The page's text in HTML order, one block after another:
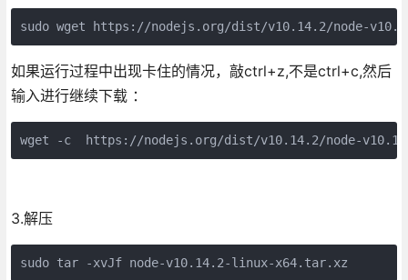
sudo wget https://nodejs.org/dist/v10.14.2/node-
如果运行过程中出现卡住的情况，敲ctrl+z,不是ctrl+c,然后
输入进行继续下载 ：
wget -c  https://nodejs.org/dist/v10.14.2/node-
3.解压
sudo tar -xvJf node-v10.14.2-linux-x64.tar.xz